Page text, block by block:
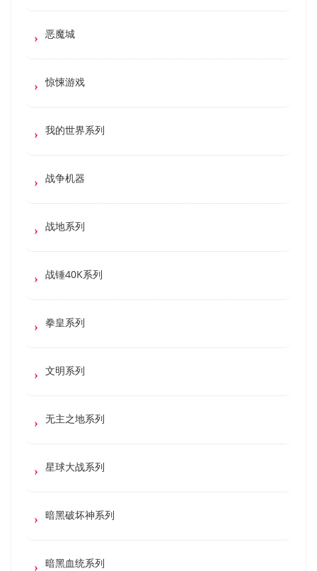
恶魔城
惊悚游戏
我的世界系列
战争机器
战地系列
战锤40K系列
拳皇系列
文明系列
无主之地系列
星球大战系列
暗黑破坏神系列
暗黑血统系列